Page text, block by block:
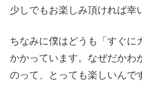
少しでもお楽しみ頂ければ幸
ちなみに僕はどうも「すぐに
かかっています。なぜだかわ
のって、とっても楽しいんで